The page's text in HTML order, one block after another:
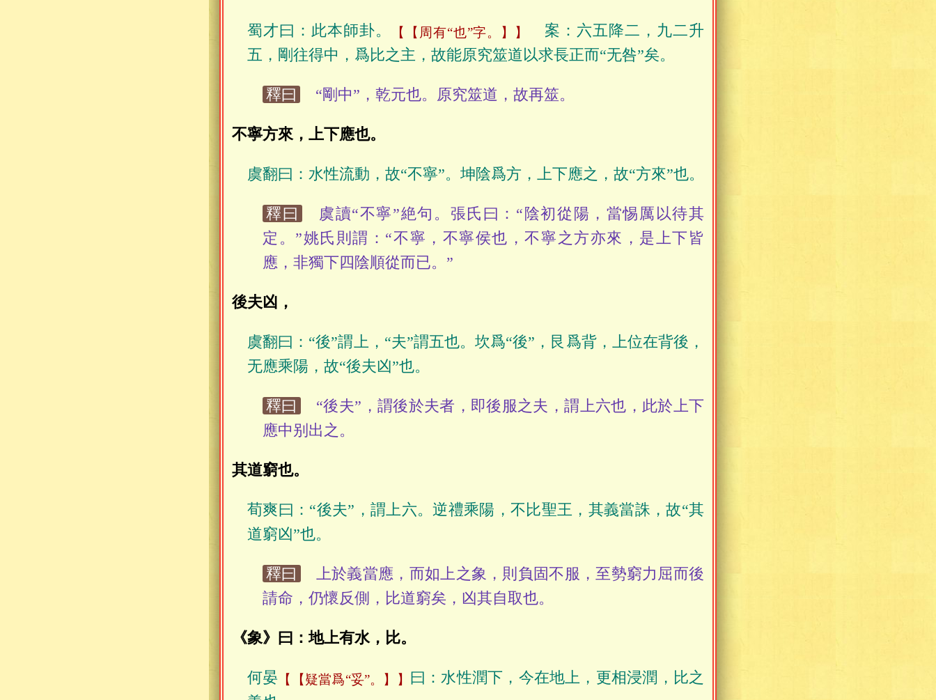
蜀才曰：此本師卦。 【周有“也”字。】
案：六五降二，九二升
五，剛往得中，爲比之主，故能原究筮道以求長正而“无咎”矣。
釋曰 “剛中”，乾元也。原究筮道，故再筮。
不寧方來，上下應也。
虞翻曰：水性流動，故“不寧”。坤陰爲方，上下應之，故“方來”也。
釋曰
虞讀“不寧”絶句。張氏曰：“陰初從陽，當惕厲以待其
定。”姚氏則謂：“不寧，不寧侯也，不寧之方亦來，是上下皆
應，非獨下四陰順從而已。”
後夫凶，
虞翻曰：“後”謂上，“夫”謂五也。坎爲“後”，艮爲背，上位在背後，
无應乘陽，故“後夫凶”也。
釋曰
“後夫”，謂後於夫者，即後服之夫，謂上六也，此於上下
應中别出之。
其道窮也。
荀爽曰：“後夫”，謂上六。逆禮乘陽，不比聖王，其義當誅，故“其
道窮凶”也。
釋曰
上於義當應，而如上之象，則負固不服，至勢窮力屈而後
請命，仍懷反側，比道窮矣，凶其自取也。
《象》曰：地上有水，比。
何晏 【疑當爲“妥”。】
曰：水性潤下，今在地上，更相浸潤，比之